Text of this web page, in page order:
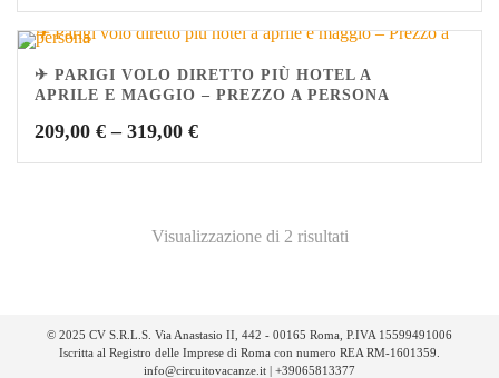
✈ PARIGI VOLO DIRETTO PIÙ HOTEL A
APRILE E MAGGIO – PREZZO A PERSONA
209,00 € – 319,00 €
Visualizzazione di 2 risultati
© 2025 CV S.R.L.S. Via Anastasio II, 442 - 00165 Roma, P.IVA 15599491006
Iscritta al Registro delle Imprese di Roma con numero REA RM-1601359.
info@circuitovacanze.it | +39065813377